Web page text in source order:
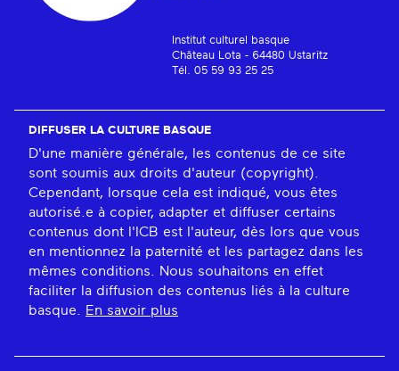
Institut culturel basque
Château Lota - 64480 Ustaritz
Tél. 05 59 93 25 25
DIFFUSER LA CULTURE BASQUE
D'une manière générale, les contenus de ce site
sont soumis aux droits d'auteur (copyright).
Cependant, lorsque cela est indiqué, vous êtes
autorisé.e à copier, adapter et diffuser certains
contenus dont l'ICB est l'auteur, dès lors que vous
en mentionnez la paternité et les partagez dans les
mêmes conditions. Nous souhaitons en effet
faciliter la diffusion des contenus liés à la culture
basque.
En savoir plus